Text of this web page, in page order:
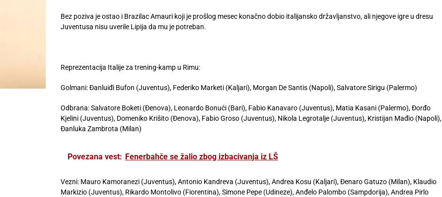
Bez poziva je ostao i Brazilac Amauri koji je prošlog mesec konačno dobio italijansko državljanstvo, ali njegove igre u dresu
Juventusa nisu uverile Lipija da mu je potreban.
Reprezentacija Italije za trening-kamp u Rimu:
Golmani: Đanluiđi Bufon (Juventus), Federiko Marketi (Kaljari), Morgan De Santis (Napoli), Salvatore Sirigu (Palermo)
Odbrana: Salvatore Boketi (Đenova), Leonardo Bonući (Bari), Fabio Kanavaro (Juventus), Matia Kasani (Palermo), Đorđo
Kjelini (Juventus), Domeniko Krišito (Đenova), Fabio Groso (Juventus), Nikola Legrotalje (Juventus), Kristijan Mađio (Napoli),
Đanluka Zambrota (Milan)
Povezana vest: Fenerbahče se žalio zbog izbacivanja iz LŠ
Vezni: Mauro Kamoranezi (Juventus), Antonio Kandreva (Juventus), Andrea Kosu (Kaljari), Đenaro Gatuzo (Milan), Klaudio
Markizio (Juventus), Rikardo Montolivo (Fiorentina), Simone Pepe (Udineze), Anđelo Palombo (Sampdorija), Andrea Pirlo